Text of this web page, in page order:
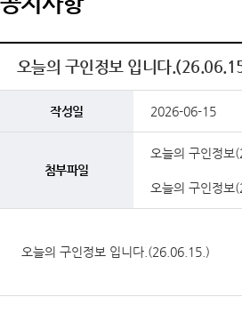
오늘의 구인정보 입니다
작성일 2026-06-15
첨부파일
오늘의 구인정
오늘의 구인정
오늘의 구인정보 입니다.(26.06.15.)